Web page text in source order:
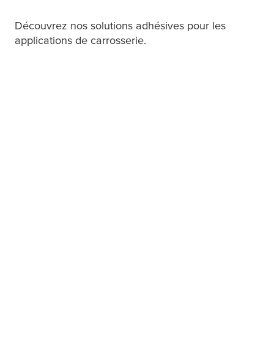
Découvrez nos solutions adhésives pour les
applications de carrosserie.